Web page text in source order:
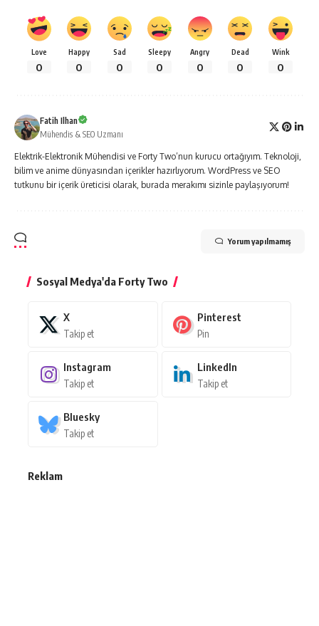
Love
0
Happy
0
Sad
0
Sleepy
0
Angry
0
Dead
0
Wink
0
Fatih Ilhan
Mühendis & SEO Uzmanı
Elektrik-Elektronik Mühendisi ve Forty Two’nun kurucu ortağıyım. Teknoloji,
bilim ve anime dünyasından içerikler hazırlıyorum. WordPress ve SEO
tutkunu bir içerik üreticisi olarak, burada merakımı sizinle paylaşıyorum!
Yorum yapılmamış
Sosyal Medya'da Forty Two
X
Takip et
Pinterest
Pin
Instagram
Takip et
LinkedIn
Takip et
Bluesky
Takip et
Reklam